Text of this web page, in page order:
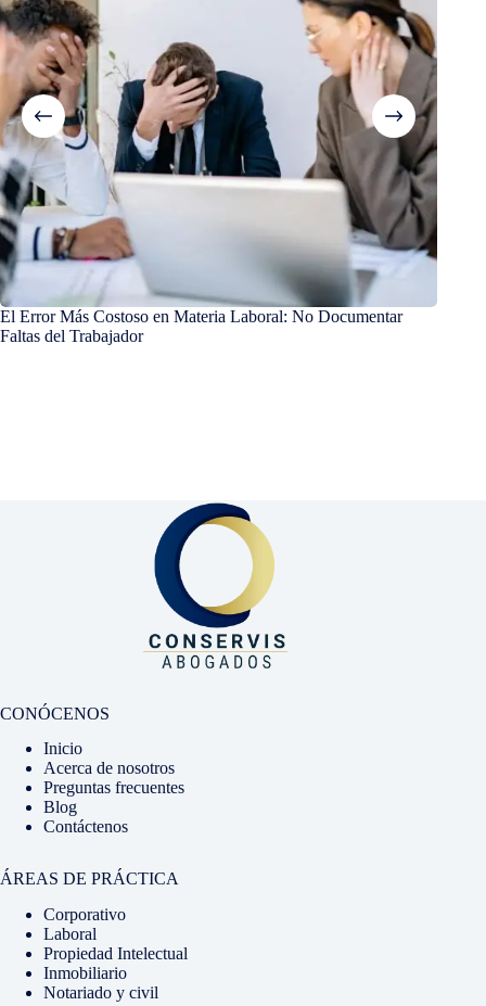
El Error Más Costoso en Materia Laboral: No Documentar
Faltas del Trabajador
CONÓCENOS
Inicio
Acerca de nosotros
Preguntas frecuentes
Blog
Contáctenos
ÁREAS DE PRÁCTICA
Corporativo
Laboral
Propiedad Intelectual
Inmobiliario
Notariado y civil